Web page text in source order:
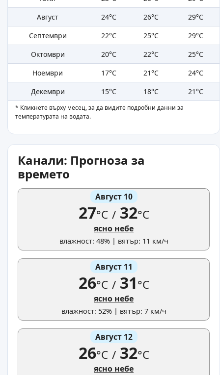
Август
24°C 26°C
29°C
Септември
22°C 25°C
29°C
Октомври
20°C 22°C
25°C
Ноември
17°C 21°C
24°C
Декември
15°C 18°C 21°C
* Кликнете върху месец, за да видите подробни данни за
температурата на водата.
Канали: Прогноза за
времето
Август 10
27°C /32°C
ясно небе
влажност: 48% | вятър: 11 км/ч
Август 11
26°C /31°C
ясно небе
влажност: 52% | вятър: 7 км/ч
Август 12
26°C /32°C
ясно небе